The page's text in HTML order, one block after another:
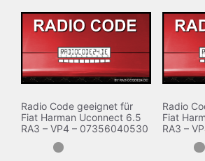
Radio Code geeignet für
Fiat Harman Uconnect 6.5
RA3 – VP4 – 07356040530
Radio
Fiat
RA3 –